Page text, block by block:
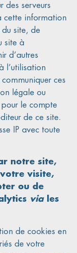
des serveurs
cette information
du site, de
site à
d’autres
l’utilisation
ces
légale ou
pour le compte
de ce site.
IP avec toute
notre site,
visite,
ou de
viales
de cookies en
de votre